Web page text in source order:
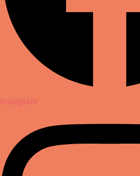
Instagram